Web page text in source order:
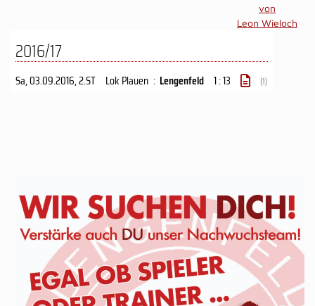
von
Leon Wieloch
2016/17
Sa, 03.09.2016, 2.ST Lok Plauen : Lengenfeld 1 : 13 (1)